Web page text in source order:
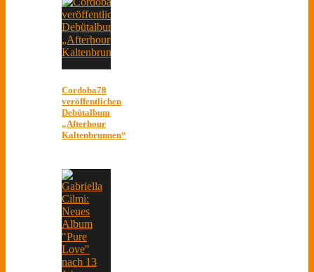
Cordoba78
veröffentlichen
Debütalbum
„Afterhour
Kaltenbrunnen“